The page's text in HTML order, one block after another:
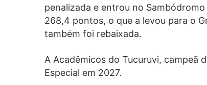
penalizada e entrou no
268,4 pontos, o que a levou para o
também foi rebaixada.
A Acadêmicos do Tucuruvi, campeã
Especial em 2027.